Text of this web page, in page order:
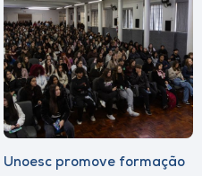
Unoesc promove formação